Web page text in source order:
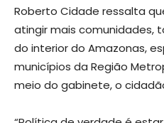
Roberto Cidade ressalta
atingir mais comunidades,
do interior do Amazonas,
municípios da Região
meio do gabinete, o